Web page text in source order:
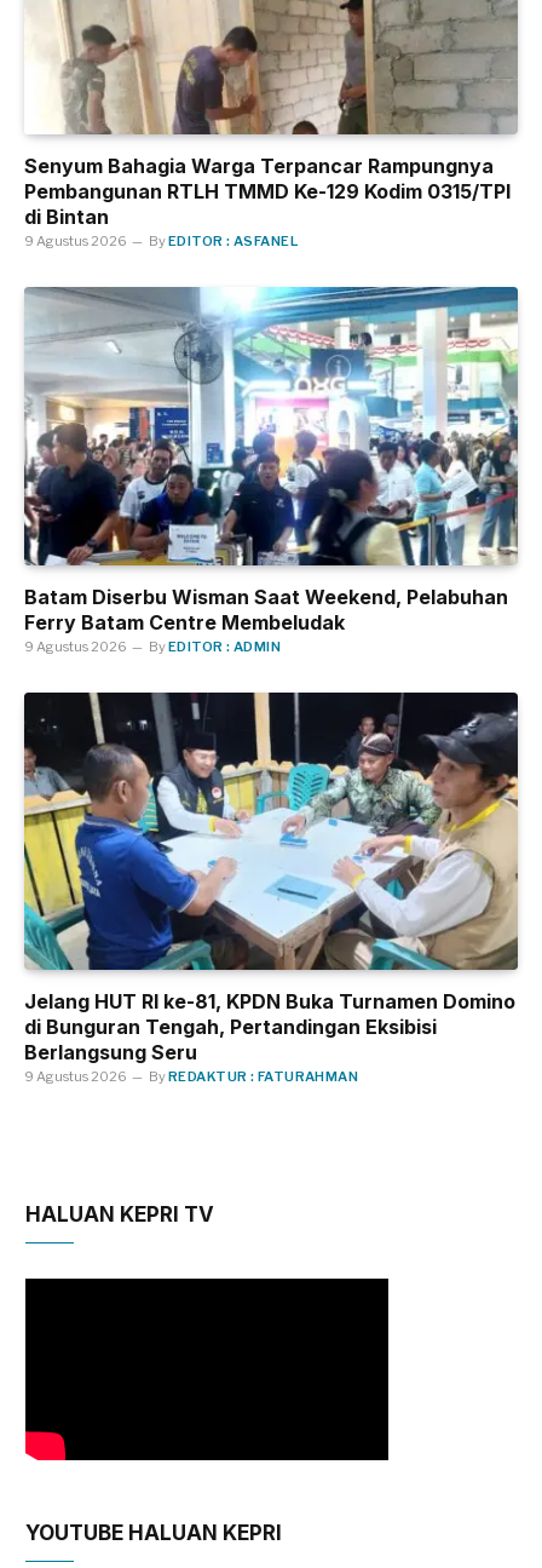
Senyum Bahagia Warga Terpancar Rampungnya
Pembangunan RTLH TMMD Ke-129 Kodim 0315/TPI
di Bintan
9 Agustus 2026 ByEDITOR : ASFANEL
Batam Diserbu Wisman Saat Weekend, Pelabuhan
Ferry Batam Centre Membeludak
9 Agustus 2026 ByEDITOR : ADMIN
Jelang HUT RI ke-81, KPDN Buka Turnamen Domino
di Bunguran Tengah, Pertandingan Eksibisi
Berlangsung Seru
9 Agustus 2026 ByREDAKTUR : FATURAHMAN
HALUAN KEPRI TV
YOUTUBE HALUAN KEPRI